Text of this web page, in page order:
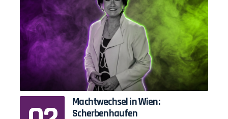
Machtwechsel in Wien:
Scherbenhaufen